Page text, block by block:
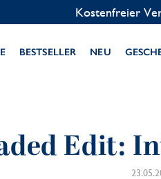
BESTSELLER NEU
Edit: